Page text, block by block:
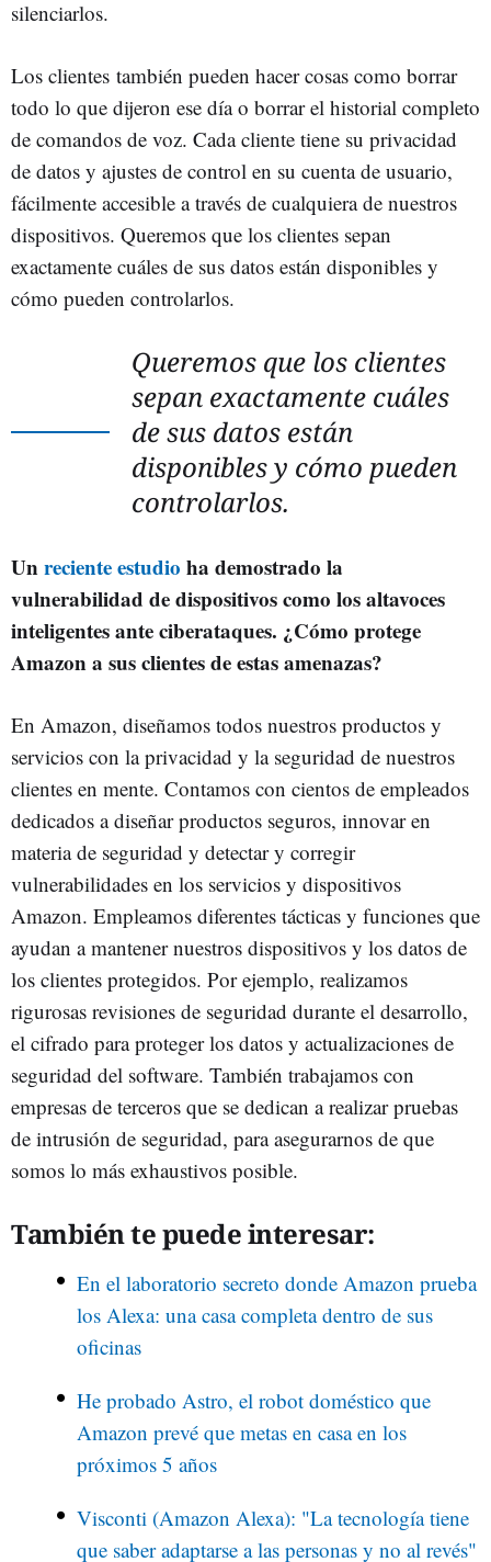
silenciarlos.
Los clientes también pueden hacer cosas como borrar
todo lo que dijeron ese día o borrar el historial completo
de comandos de voz. Cada cliente tiene su privacidad
de datos y ajustes de control en su cuenta de usuario,
fácilmente accesible a través de cualquiera de nuestros
dispositivos. Queremos que los clientes sepan
exactamente cuáles de sus datos están disponibles y
cómo pueden controlarlos.
Queremos que los clientes
sepan exactamente cuáles
de sus datos están
disponibles y cómo pueden
controlarlos.
Unreciente estudio ha demostrado la
vulnerabilidad de dispositivos como los altavoces
inteligentes ante ciberataques. ¿Cómo protege
Amazon a sus clientes de estas amenazas?
En Amazon, diseñamos todos nuestros productos y
servicios con la privacidad y la seguridad de nuestros
clientes en mente. Contamos con cientos de empleados
dedicados a diseñar productos seguros, innovar en
materia de seguridad y detectar y corregir
vulnerabilidades en los servicios y dispositivos
Amazon. Empleamos diferentes tácticas y funciones que
ayudan a mantener nuestros dispositivos y los datos de
los clientes protegidos. Por ejemplo, realizamos
rigurosas revisiones de seguridad durante el desarrollo,
el cifrado para proteger los datos y actualizaciones de
seguridad del software. También trabajamos con
empresas de terceros que se dedican a realizar pruebas
de intrusión de seguridad, para asegurarnos de que
somos lo más exhaustivos posible.
También te puede interesar:
En el laboratorio secreto donde Amazon prueba
los Alexa: una casa completa dentro de sus
oficinas
He probado Astro, el robot doméstico que
Amazon prevé que metas en casa en los
próximos 5 años
Visconti (Amazon Alexa): "La tecnología tiene
que saber adaptarse a las personas y no al revés"